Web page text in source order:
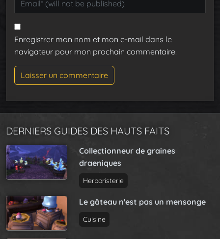
Enregistrer mon nom et mon e-mail dans le
navigateur pour mon prochain commentaire.
DERNIERS GUIDES DES HAUTS FAITS
Collectionneur de graines
draeniques
Herboristerie
Le gâteau n'est pas un mensonge
Cuisine